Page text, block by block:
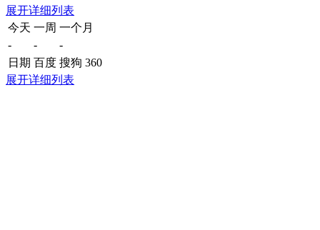
展开详细列表
今天 一周 一个月
-
-
-
日期 百度 搜狗 360
展开详细列表